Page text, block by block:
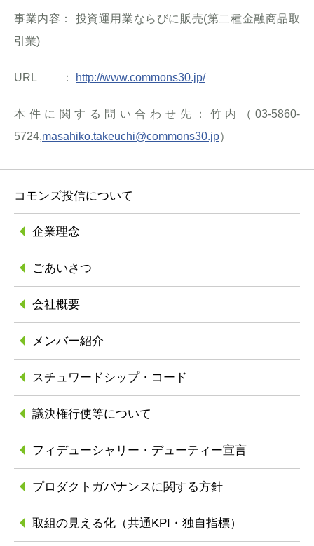
事業内容： 投資運用業ならびに販売(第二種金融商品取
引業)
URL ： http://www.commons30.jp/
本件に関する問い合わせ先：竹内（03-5860-
5724,masahiko.takeuchi@commons30.jp）
コモンズ投信について
企業理念
ごあいさつ
会社概要
メンバー紹介
スチュワードシップ・コード
議決権行使等について
フィデューシャリー ・デューティー宣言
プロダクトガバナンスに関する方針
取組の見える化 （共通KPI・独自指標）